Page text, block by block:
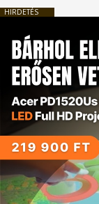
HIRDETÉS